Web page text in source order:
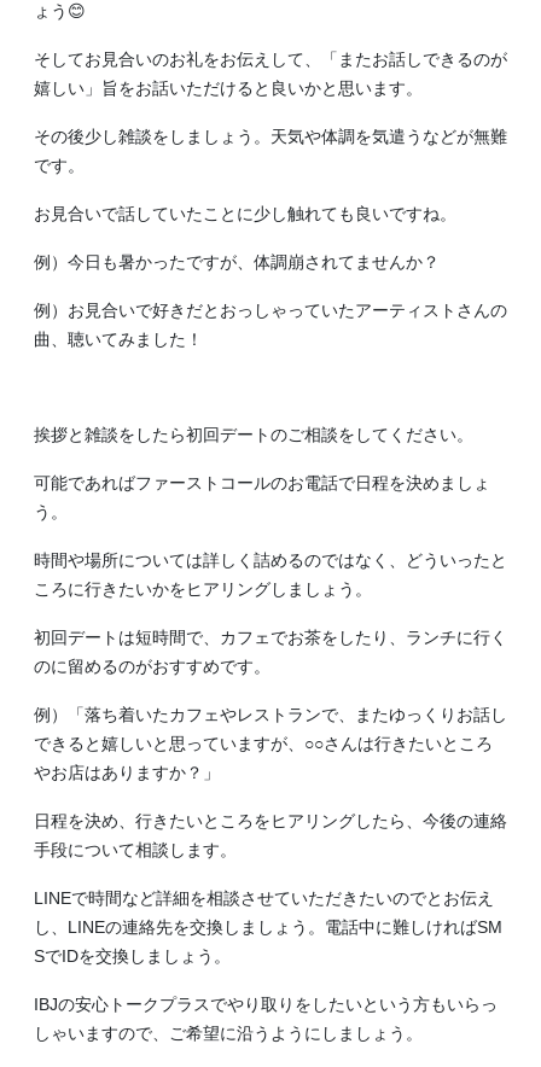
ょう😊
そしてお見合いのお礼をお伝えして、「またお話しできるのが
嬉しい」旨をお話いただけると良いかと思います。
その後少し雑談をしましょう。天気や体調を気遣うなどが無難
です。
お見合いで話していたことに少し触れても良いですね。
例）今日も暑かったですが、体調崩されてませんか？
例）お見合いで好きだとおっしゃっていたアーティストさんの
曲、聴いてみました！
挨拶と雑談をしたら初回デートのご相談をしてください。
可能であればファーストコールのお電話で日程を決めましょ
う。
時間や場所については詳しく詰めるのではなく、どういったと
ころに行きたいかをヒアリングしましょう。
初回デートは短時間で、カフェでお茶をしたり、ランチに行く
のに留めるのがおすすめです。
例）「落ち着いたカフェやレストランで、またゆっくりお話し
できると嬉しいと思っていますが、○○さんは行きたいところ
やお店はありますか？」
日程を決め、行きたいところをヒアリングしたら、今後の連絡
手段について相談します。
LINEで時間など詳細を相談させていただきたいのでとお伝え
し、LINEの連絡先を交換しましょう。電話中に難しければSM
SでIDを交換しましょう。
IBJの安心トークプラスでやり取りをしたいという方もいらっ
しゃいますので、ご希望に沿うようにしましょう。